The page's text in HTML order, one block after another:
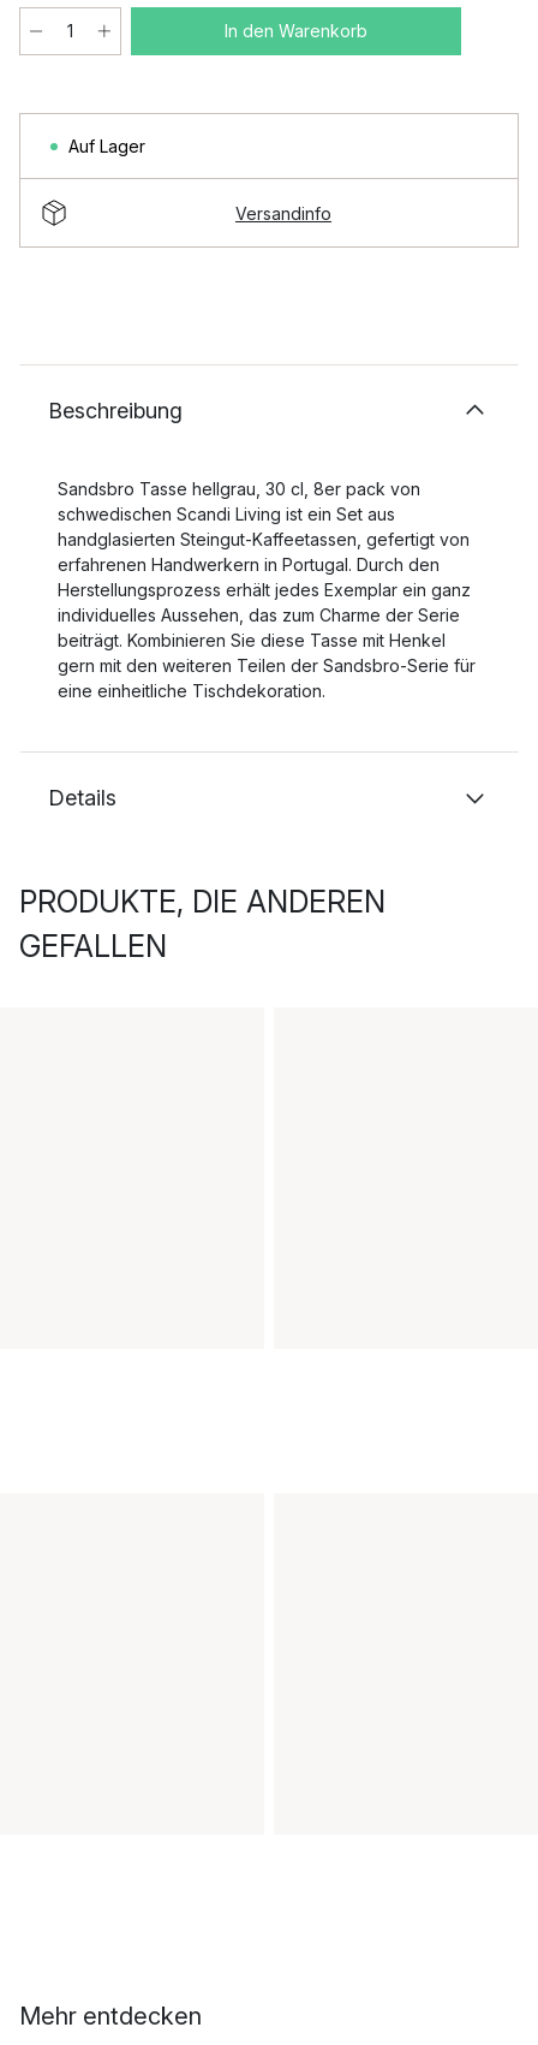
In den Warenkorb
Auf Lager
Versandinfo
Beschreibung
Sandsbro Tasse hellgrau, 30 cl, 8er pack von
schwedischen Scandi Living ist ein Set aus
handglasierten Steingut-Kaffeetassen, gefertigt von
erfahrenen Handwerkern in Portugal. Durch den
Herstellungsprozess erhält jedes Exemplar ein ganz
individuelles Aussehen, das zum Charme der Serie
beiträgt. Kombinieren Sie diese Tasse mit Henkel
gern mit den weiteren Teilen der Sandsbro-Serie für
eine einheitliche Tischdekoration.
Details
PRODUKTE, DIE ANDEREN
GEFALLEN
Mehr entdecken